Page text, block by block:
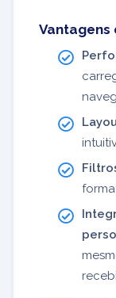
Vantagens